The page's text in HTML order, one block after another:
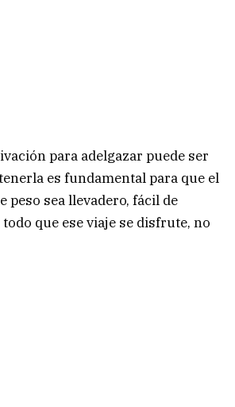
para adelgazar puede ser
es fundamental para que el
peso sea llevadero, fácil de
que ese viaje se disfrute, no